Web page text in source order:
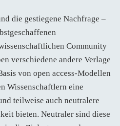
die gestiegene Nachfrage –
Community
verschiedene andere Verlage
von open access-Modellen
Wissenschaftlern eine
teilweise auch neutralere
bieten. Neutraler sind diese